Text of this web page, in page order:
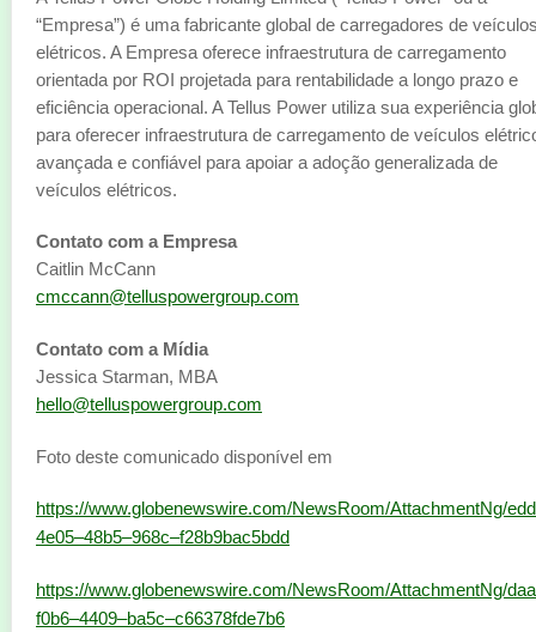
“Empresa”) é uma fabricante global de carregadores de
elétricos. A Empresa oferece infraestrutura de carregamento
orientada por ROI projetada para rentabilidade a longo prazo e
eficiência operacional. A Tellus Power utiliza sua experiência
para oferecer infraestrutura de carregamento de veículos
avançada e confiável para apoiar a adoção generalizada de
veículos elétricos.
Contato com a Empresa
Caitlin McCann
cmccann@telluspowergroup.com
Contato com a Mídia
Jessica Starman, MBA
hello@telluspowergroup.com
Foto deste comunicado disponível em
https://www.globenewswire.com/NewsRoom/AttachmentNg/
4e05–48b5–968c–f28b9bac5bdd
https://www.globenewswire.com/NewsRoom/AttachmentNg/
f0b6–4409–ba5c–c66378fde7b6